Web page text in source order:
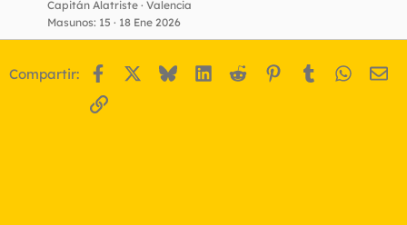
Capitán Alatriste Valencia
Masunos 15 18 Ene 2026
Compartir: Facebook BlueskyLinkedIn
Reddit Pinterest
Tumblr
Enlace